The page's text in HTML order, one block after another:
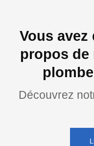
Vous
propos de
Découvrez